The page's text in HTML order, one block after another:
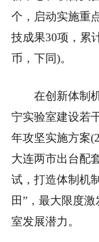
个，启动实施重
技成果30项，累
币，下同)。
在创新体制
宁实验室建设若
年攻坚实施方案
大连两市出台配
试，打造体制机
田”，最大限度
室发展潜力。